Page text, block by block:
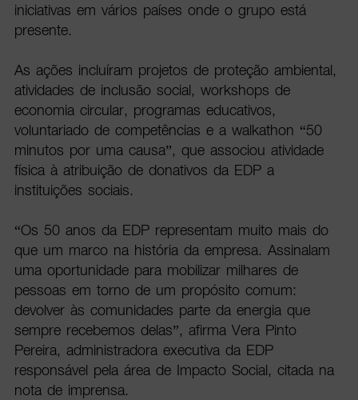
iniciativas em vários países onde o grupo está
presente.
As ações incluíram projetos de proteção ambiental,
atividades de inclusão social, workshops de
economia circular, programas educativos,
voluntariado de competências e a walkathon “50
minutos por uma causa”, que associou atividade
física à atribuição de donativos da EDP a
instituições sociais.
“Os 50 anos da EDP representam muito mais do
que um marco na história da empresa. Assinalam
uma oportunidade para mobilizar milhares de
pessoas em torno de um propósito comum:
devolver às comunidades parte da energia que
sempre recebemos delas”, afirma Vera Pinto
Pereira, administradora executiva da EDP
responsável pela área de Impacto Social, citada na
nota de imprensa.